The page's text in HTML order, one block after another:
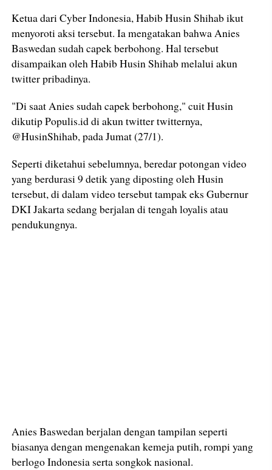
Ketua dari Cyber Indonesia, Habib Husin Shihab ikut
menyoroti aksi tersebut. Ia mengatakan bahwa Anies
Baswedan sudah capek berbohong. Hal tersebut
disampaikan oleh Habib Husin Shihab melalui akun
twitter pribadinya.
"Di saat Anies sudah capek berbohong," cuit Husin
dikutip Populis.id di akun twitter twitternya,
@HusinShihab, pada Jumat (27/1).
Seperti diketahui sebelumnya, beredar potongan video
yang berdurasi 9 detik yang diposting oleh Husin
tersebut, di dalam video tersebut tampak eks Gubernur
DKI Jakarta sedang berjalan di tengah loyalis atau
pendukungnya.
Anies Baswedan berjalan dengan tampilan seperti
biasanya dengan mengenakan kemeja putih, rompi yang
berlogo Indonesia serta songkok nasional.